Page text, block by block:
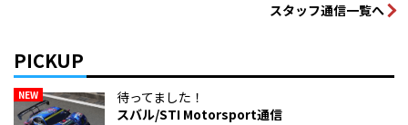
スタッフ通信一覧へ
PICKUP
NEW
待ってました！
スバル/STI Motorsport通信